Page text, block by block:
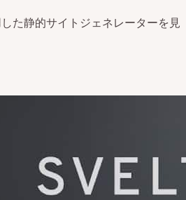
た静的サイトジェネレーターを見